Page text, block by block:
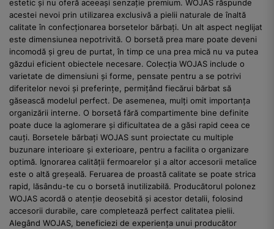
estetic și nu oferă aceeași senzație premium. WOJAS răspunde
acestei nevoi prin utilizarea exclusivă a pielii naturale de înaltă
calitate în confecționarea borsetelor bărbați. Un alt aspect neglijat
este dimensiunea nepotrivită. O borsetă prea mare poate deveni
incomodă și greu de purtat, în timp ce una prea mică nu va putea
găzdui eficient obiectele necesare. Colecția WOJAS include o
varietate de dimensiuni și forme, pensate pentru a se potrivi
diferitelor nevoi și preferințe, permițând fiecărui bărbat să
găsească modelul perfect. De asemenea, mulți omit importanța
organizării interne. O borsetă fără compartimente bine definite
poate duce la aglomerare și dificultatea de a găsi rapid ceea ce
cauți. Borsetele bărbați WOJAS sunt proiectate cu multiple
buzunare interioare și exterioare, pentru a facilita o organizare
optimă. Ignorarea calității fermoarelor și a altor accesorii metalice
este o altă greșeală. Feruarea de proastă calitate se poate strica
rapid, lăsându-te cu o borsetă inutilizabilă. Producătorul polonez
WOJAS acordă o atenție deosebită și acestor detalii, folosind
accesorii durabile, care completează perfect calitatea pielii.
Alegând WOJAS, beneficiezi de experiența unui producător